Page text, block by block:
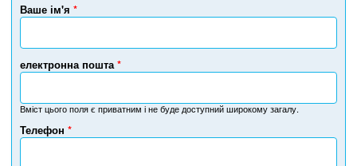
Ваше ім'я *
електронна пошта *
Вміст цього поля є приватним і не буде доступний широкому загалу.
Телефон *
Н